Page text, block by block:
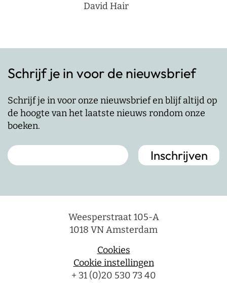
David Hair
Schrijf je in voor de nieuwsbrief
Schrijf je in voor onze nieuwsbrief en blijf altijd op
de hoogte van het laatste nieuws rondom onze
boeken.
Weesperstraat 105-A
1018 VN Amsterdam
Cookies
Cookie instellingen
+ 31 (0)20 530 73 40